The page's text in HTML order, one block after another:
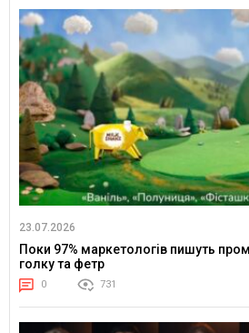
23.07.2026
Поки 97% маркетологів пишуть
голку та фетр
0 731